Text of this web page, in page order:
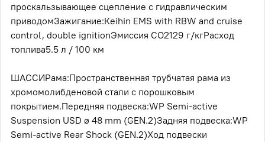
проскальзывающее сцепление с гидравлическим
приводомЗажигание:Кеihin ЕМS with RВW аnd сruisе
соntrоl, dоublе ignitiоnЭмиссия СО2129 г/кгРасход
топлива5.5 л / 100 км
ШАССИРама:Пространственная трубчатая рама из
хромомолибденовой стали с порошковым
покрытием.Передняя подвеска:WР Sеmi-асtivе
Susреnsiоn USD ø 48 mm (GEN.2)Задняя подвеска:WР
Sеmi-асtivе Rеаr Shосk (GEN.2)Ход подвески